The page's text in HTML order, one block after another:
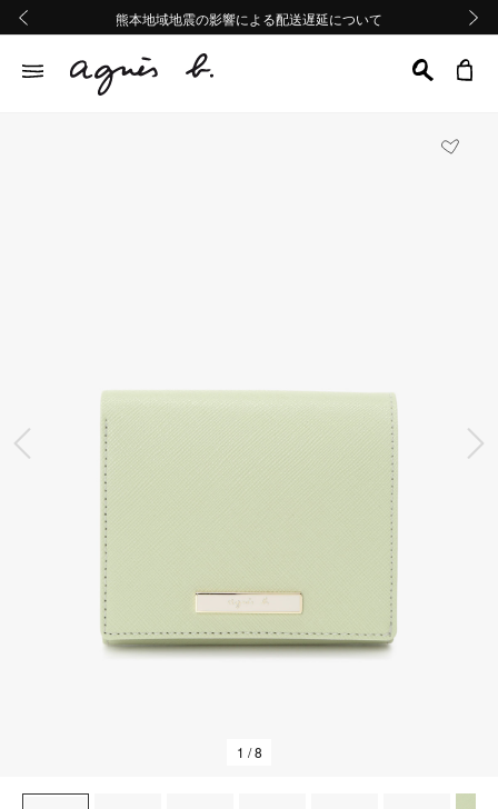
熊本地域地震の影響による配送遅延について
Summer Sale 2buy10%OFF!!
熊本地域地震の影響による配送遅延について
Summer Sale 2buy10%OFF!!
前の画像
1 / 8